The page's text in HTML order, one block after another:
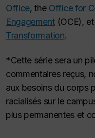
Office, the Office for
Engagement(OCE), et
Transformation.
*Cette série sera un
commentaires reçus,
aux besoins du corps
racialisés sur le
plus permanentes et